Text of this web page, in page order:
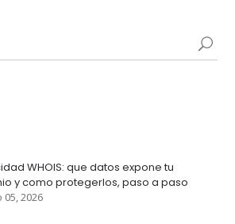
WHOIS: que datos expone tu
y como protegerlos, paso a paso
05, 2026